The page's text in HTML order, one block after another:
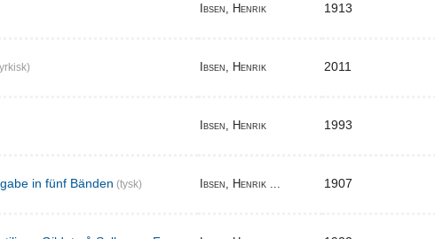
Ibsen, Henrik 1913
Ibsen, Henrik 2011
Ibsen, Henrik 1993
in fünf Bänden (tysk) Ibsen, Henrik ... 1907